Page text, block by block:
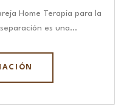
Home Terapia para la
es una…